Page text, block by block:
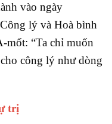
vào ngày
lý và Hoà bình
mốt: “Ta chỉ muốn
công lý như dòng
trị